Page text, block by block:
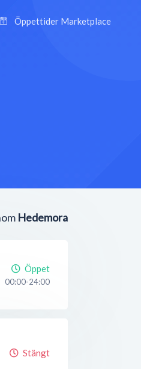
Öppettider Marketplace
Hedemora
Öppet
00:00-24:00
Stängt